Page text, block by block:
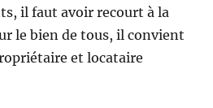
il faut avoir recourt à la
le bien de tous, il convient
et locataire